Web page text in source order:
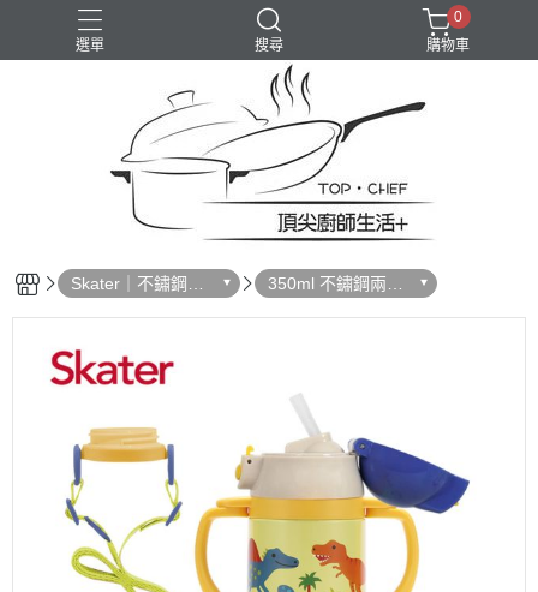
選單 搜尋
0
購物車
Skater｜不鏽鋼水
壺
350ml 不鏽鋼兩用
水壺｜配件